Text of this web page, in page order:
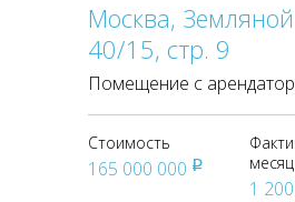
Москва,
40/15, стр. 9
Помещение с
Стоимость
165 000 000 pуб
месяц
1